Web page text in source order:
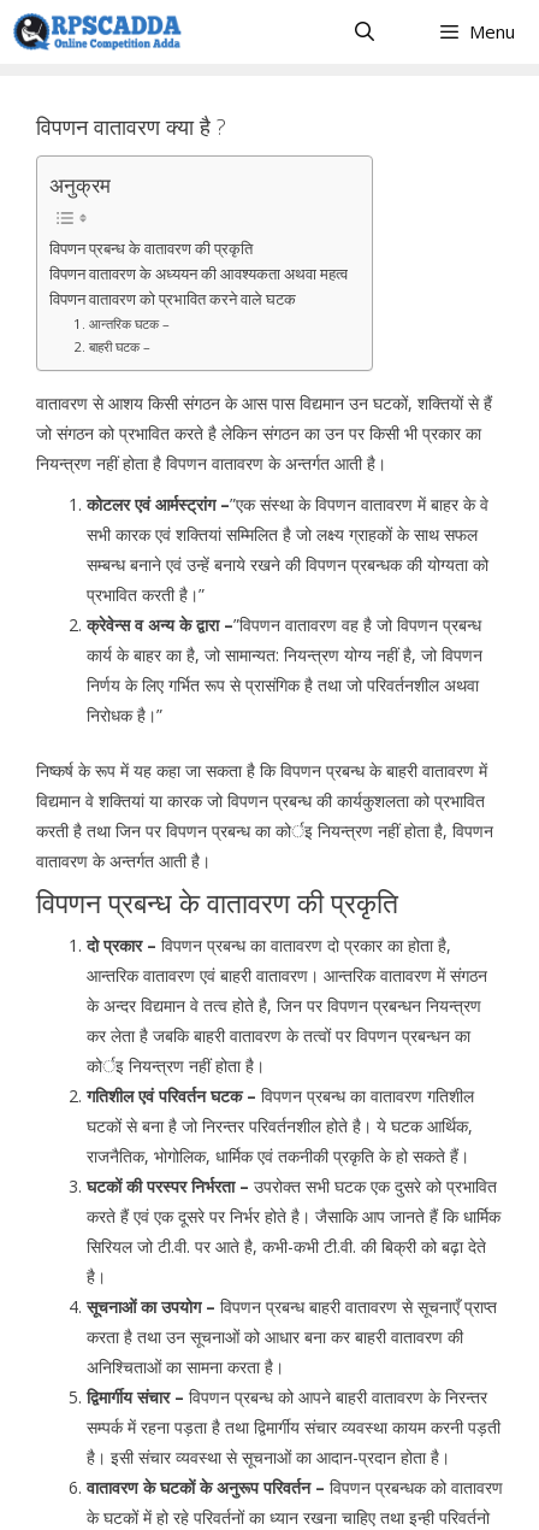
Skip
to
Menu
विपणन वातावरण क्या है ?
अनुक्रम
विपणन प्रबन्ध के वातावरण की प्रकृति
विपणन वातावरण के अध्ययन की आवश्यकता अथवा महत्व
विपणन वातावरण को प्रभावित करने वाले घटक
1. आन्तरिक घटक –
2. बाहरी घटक –
वातावरण से आशय किसी संगठन के आस पास विद्यमान उन घटकों, शक्तियों से हैं
जो संगठन को प्रभावित करते है लेकिन संगठन का उन पर किसी भी प्रकार का
नियन्त्रण नहीं होता है विपणन वातावरण के अन्तर्गत आती है।
कोटलर एवं आर्मस्ट्रांग –”एक संस्था के विपणन वातावरण में बाहर के वे
सभी कारक एवं शक्तियां सम्मिलित है जो लक्ष्य ग्राहकों के साथ सफल
सम्बन्ध बनाने एवं उन्हें बनाये रखने की विपणन प्रबन्धक की योग्यता को
प्रभावित करती है।”
क्रेवेन्स व अन्य के द्वारा –”विपणन वातावरण वह है जो विपणन प्रबन्ध
कार्य के बाहर का है, जो सामान्यत: नियन्त्रण योग्य नहीं है, जो विपणन
निर्णय के लिए गर्भित रूप से प्रासंगिक है तथा जो परिवर्तनशील अथवा
निरोधक है।”
निष्कर्ष के रूप में यह कहा जा सकता है कि विपणन प्रबन्ध के बाहरी वातावरण में
विद्यमान वे शक्तियां या कारक जो विपणन प्रबन्ध की कार्यकुशलता को प्रभावित
करती है तथा जिन पर विपणन प्रबन्ध का कोर्इ नियन्त्रण नहीं होता है, विपणन
वातावरण के अन्तर्गत आती है।
विपणन प्रबन्ध के वातावरण की प्रकृति
दो प्रकार – विपणन प्रबन्ध का वातावरण दो प्रकार का होता है,
आन्तरिक वातावरण एवं बाहरी वातावरण। आन्तरिक वातावरण में संगठन
के अन्दर विद्यमान वे तत्व होते है, जिन पर विपणन प्रबन्धन नियन्त्रण
कर लेता है जबकि बाहरी वातावरण के तत्वों पर विपणन प्रबन्धन का
कोर्इ नियन्त्रण नहीं होता है।
गतिशील एवं परिवर्तन घटक – विपणन प्रबन्ध का वातावरण गतिशील
घटकों से बना है जो निरन्तर परिवर्तनशील होते है। ये घटक आर्थिक,
राजनैतिक, भोगोलिक, धार्मिक एवं तकनीकी प्रकृति के हो सकते हैं।
घटकों की परस्पर निर्भरता – उपरोक्त सभी घटक एक दुसरे को प्रभावित
करते हैं एवं एक दूसरे पर निर्भर होते है। जैसाकि आप जानते हैं कि धार्मिक
सिरियल जो टी.वी. पर आते है, कभी-कभी टी.वी. की बिक्री को बढ़ा देते
है।
सूचनाओं का उपयोग – विपणन प्रबन्ध बाहरी वातावरण से सूचनाएँ प्राप्त
करता है तथा उन सूचनाओं को आधार बना कर बाहरी वातावरण की
अनिश्चिताओं का सामना करता है।
द्विमार्गीय संचार – विपणन प्रबन्ध को आपने बाहरी वातावरण के निरन्तर
सम्पर्क में रहना पड़ता है तथा द्विमार्गीय संचार व्यवस्था कायम करनी पड़ती
है। इसी संचार व्यवस्था से सूचनाओं का आदान-प्रदान होता है।
वातावरण के घटकों के अनुरूप परिवर्तन – विपणन प्रबन्धक को वातावरण
के घटकों में हो रहे परिवर्तनों का ध्यान रखना चाहिए तथा इन्ही परिवर्तनो